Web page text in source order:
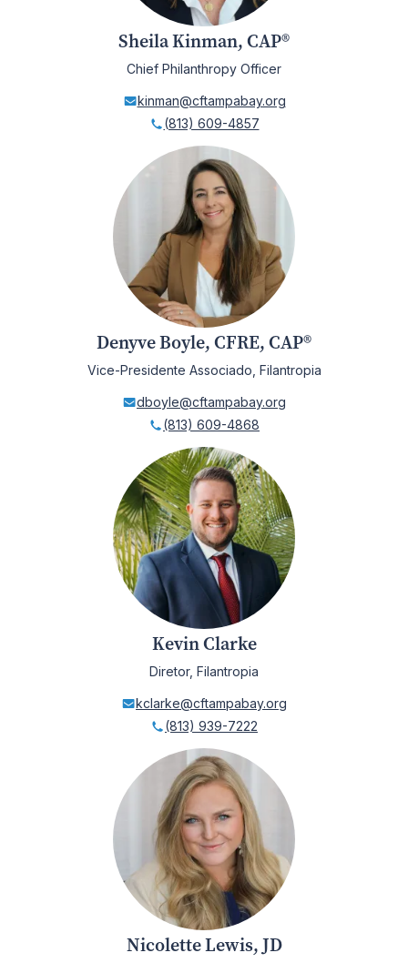
Sheila Kinman, CAP®
Chief Philanthropy Officer
kinman@cftampabay.org
(813) 609-4857
Denyve Boyle, CFRE, CAP®
Vice-Presidente Associado, Filantropia
dboyle@cftampabay.org
(813) 609-4868
Kevin Clarke
Diretor, Filantropia
kclarke@cftampabay.org
(813) 939-7222
Nicolette Lewis, JD